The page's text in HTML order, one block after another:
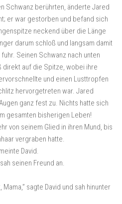
Schwanz berührten, änderte Jared
er war gestorben und befand sich
neckend über die Länge
darum schloß und langsam damit
Seinen Schwanz nach unten
direkt auf die Spitze, wobei ihre
und einen Lusttropfen
hervorgetreten war. Jared
ganz fest zu. Nichts hatte sich
gesamten bisherigen Leben!
von seinem Glied in ihren Mund, bis
vergraben hatte.
David.
seinen Freund an.
sagte David und sah hinunter